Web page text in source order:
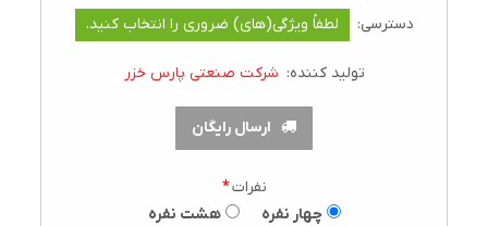
دسترسی: لطفاً ویژگی(های) ضروری را انتخاب کنید.
تولید کننده: شرکت صنعتی پارس خزر
ارسال رایگان
نفرات*
چهار نفره
هشت نفره